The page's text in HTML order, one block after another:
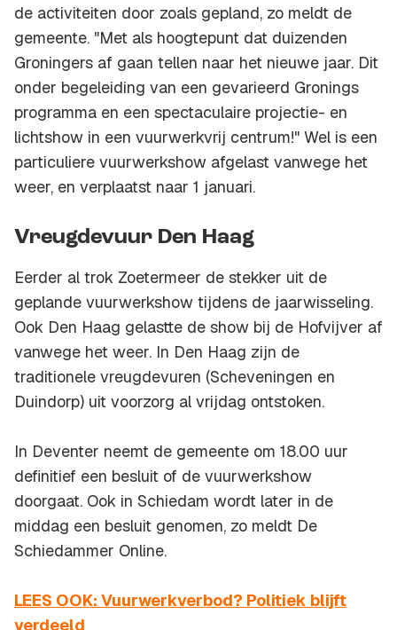
de activiteiten door zoals gepland, zo meldt de
gemeente. "Met als hoogtepunt dat duizenden
Groningers af gaan tellen naar het nieuwe jaar. Dit
onder begeleiding van een gevarieerd Gronings
programma en een spectaculaire projectie- en
lichtshow in een vuurwerkvrij centrum!" Wel is een
particuliere vuurwerkshow afgelast vanwege het
weer, en verplaatst naar 1 januari.
Vreugdevuur Den Haag
Eerder al trok Zoetermeer de stekker uit de
geplande vuurwerkshow tijdens de jaarwisseling.
Ook Den Haag gelastte de show bij de Hofvijver af
vanwege het weer. In Den Haag zijn de
traditionele vreugdevuren (Scheveningen en
Duindorp) uit voorzorg al vrijdag ontstoken.
In Deventer neemt de gemeente om 18.00 uur
definitief een besluit of de vuurwerkshow
doorgaat. Ook in Schiedam wordt later in de
middag een besluit genomen, zo meldt De
Schiedammer Online.
LEES OOK: Vuurwerkverbod? Politiek blijft
verdeeld